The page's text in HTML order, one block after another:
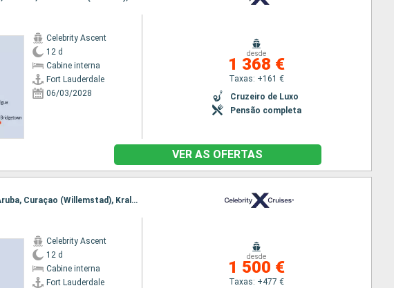
Celebrity Ascent
12 d
Cabine interna
Fort Lauderdale
06/03/2028
desde
1 368 €
Taxas: +161 €
Cruzeiro de Luxo
Pensão completa
VER AS OFERTAS
Itinerário : Fort Lauderdale, Cartagena, Canal do Panamá, Colon - Panama, Aruba, Curaçao (Willemstad), Kralendijk, Fort Lauderdale
Celebrity Ascent
12 d
Cabine interna
Fort Lauderdale
desde
1 500 €
Taxas: +477 €